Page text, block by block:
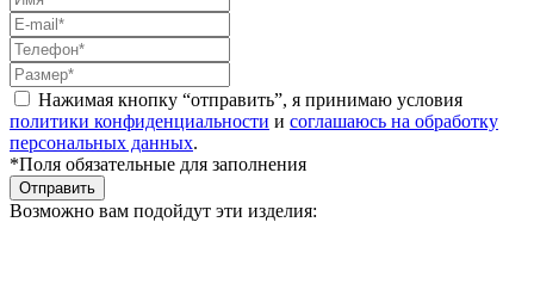
Нажимая кнопку “отправить”, я принимаю условия
политики конфиденциальности и соглашаюсь на обработку
персональных данных.
*Поля обязательные для заполнения
Отправить
Возможно вам подойдут эти изделия: